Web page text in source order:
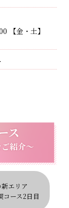
【金・土】
ス
紹介～
エリア
コース2日目